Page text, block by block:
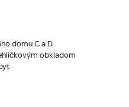
domu C a D
obkladom